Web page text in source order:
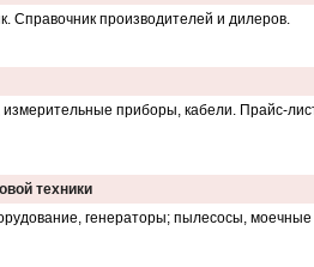
Справочник производителей и дилеров.
приборы, кабели. Прайс-
техники
генераторы; пылесосы,